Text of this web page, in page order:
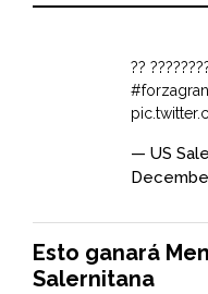
??
— US
Esto ganará
Salernitana